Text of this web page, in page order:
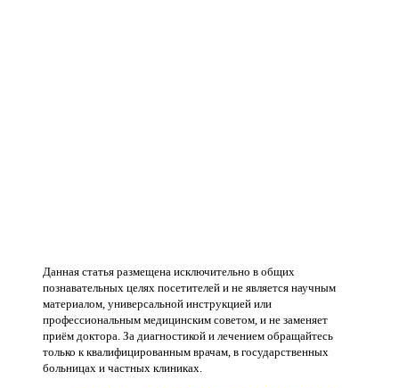
Данная статья размещена исключительно в общих
познавательных целях посетителей и не является научным
материалом, универсальной инструкцией или
профессиональным медицинским советом, и не заменяет
приём доктора. За диагностикой и лечением обращайтесь
только к квалифицированным врачам, в государственных
больницах и частных клиниках.